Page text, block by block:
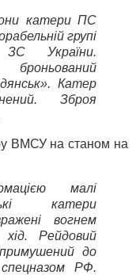
катери ПС
групі
ЗС України.
Катер
Зброя
ВМСУ на станом на
малі
катери
вогнем
Рейдовий
до
спецназом РФ.